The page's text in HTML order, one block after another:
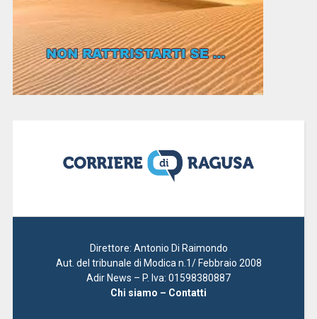
Direttore: Antonio Di Raimondo
Aut. del tribunale di Modica n.1/ Febbraio 2008
Adir News – P. Iva: 01598380887
Chi siamo – Contatti